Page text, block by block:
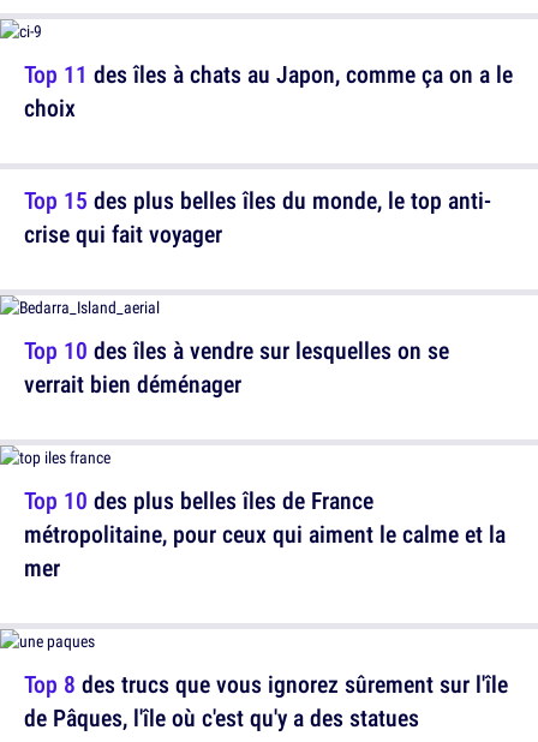
Top 11 des îles à chats au Japon, comme ça on a le
choix
Top 10 des îles à vendre sur lesquelles on se
verrait bien déménager
Top 8 des trucs que vous ignorez sûrement sur l'île
de Pâques, l'île où c'est qu'y a des statues
Top 15 des plus belles îles du monde, le top anti-
crise qui fait voyager
Top 10 des plus belles îles de France
métropolitaine, pour ceux qui aiment le calme et la
mer